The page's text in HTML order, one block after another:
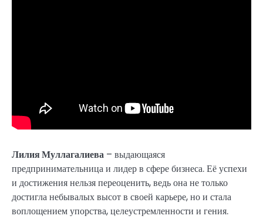
Лилия Муллагалиева – выдающаяся
предпринимательница и лидер в сфере бизнеса. Её успехи
и достижения нельзя переоценить, ведь она не только
достигла небывалых высот в своей карьере, но и стала
воплощением упорства, целеустремленности и гения.